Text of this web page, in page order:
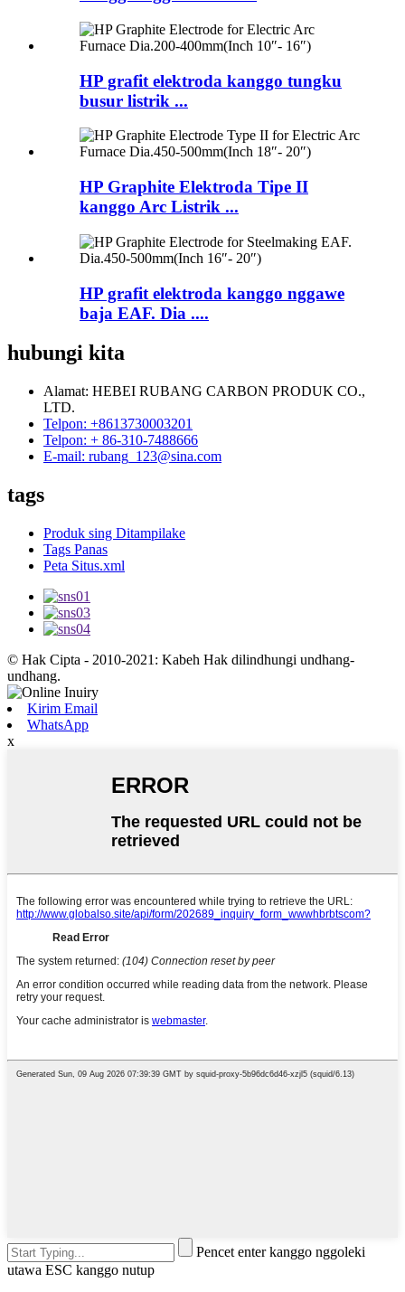
HP grafit elektroda kanggo tungku
busur listrik ...
HP Graphite Elektroda Tipe II
kanggo Arc Listrik ...
HP grafit elektroda kanggo nggawe
baja EAF. Dia ....
hubungi kita
Alamat: HEBEI RUBANG CARBON PRODUK CO.,
LTD.
Telpon: +8613730003201
Telpon: + 86-310-7488666
E-mail: rubang_123@sina.com
tags
Produk sing Ditampilake
Tags Panas
Peta Situs.xml
© Hak Cipta - 2010-2021: Kabeh Hak dilindhungi undhang-
undhang.
Kirim Email
WhatsApp
x
Pencet enter kanggo nggoleki
utawa ESC kanggo nutup